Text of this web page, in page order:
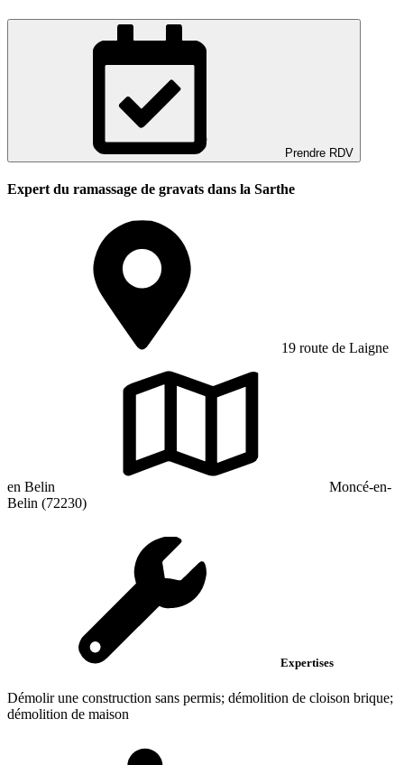
Prendre RDV
Expert du ramassage de gravats dans la Sarthe
19 route de Laigne
en Belin
Moncé-en-
Belin (72230)
Expertises
Démolir une construction sans permis; démolition de cloison brique;
démolition de maison